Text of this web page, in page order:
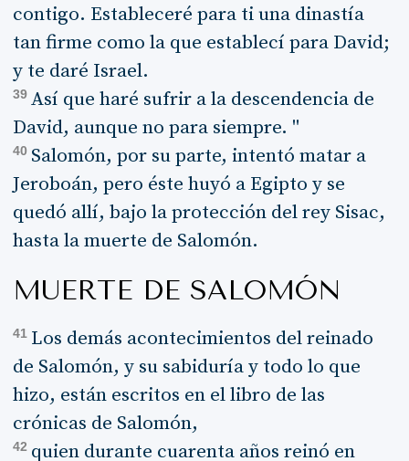
contigo. Estableceré para ti una dinastía
tan firme como la que establecí para David;
y te daré Israel.
39 Así que haré sufrir a la descendencia de
David, aunque no para siempre. "
40 Salomón, por su parte, intentó matar a
Jeroboán, pero éste huyó a Egipto y se
quedó allí, bajo la protección del rey Sisac,
hasta la muerte de Salomón.
MUERTE DE SALOMÓN
41 Los demás acontecimientos del reinado
de Salomón, y su sabiduría y todo lo que
hizo, están escritos en el libro de las
crónicas de Salomón,
42 quien durante cuarenta años reinó en